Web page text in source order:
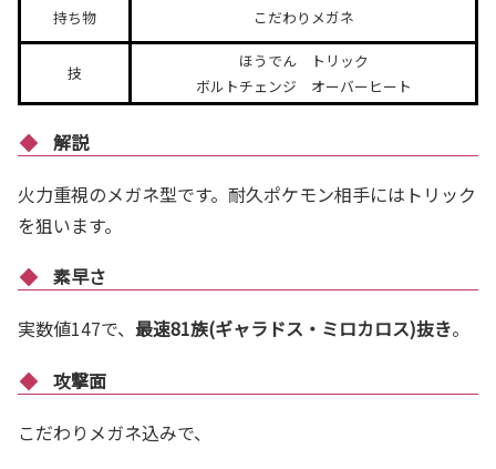
持ち物 こだわりメガネ
技
ほうでん トリック
ボルトチェンジ オーバーヒート
解説
火力重視のメガネ型です。耐久ポケモン相手にはトリック
を狙います。
素早さ
実数値147で、 最速81族(ギャラドス・ミロカロス)抜き。
攻撃面
こだわりメガネ込みで、